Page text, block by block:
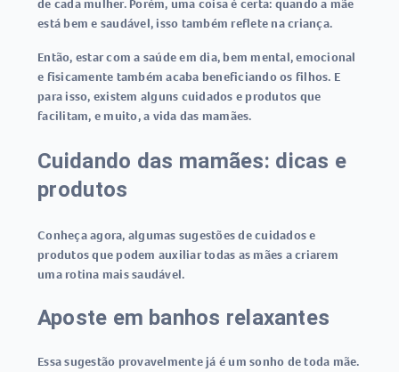
de cada mulher. Porém, uma coisa é certa: quando a mãe
está bem e saudável, isso também reflete na criança.
Então, estar com a saúde em dia, bem mental, emocional
e fisicamente também acaba beneficiando os filhos. E
para isso, existem alguns cuidados e produtos que
facilitam, e muito, a vida das mamães.
Cuidando das mamães: dicas e
produtos
Conheça agora, algumas sugestões de cuidados e
produtos que podem auxiliar todas as mães a criarem
uma rotina mais saudável.
Aposte em banhos relaxantes
Essa sugestão provavelmente já é um sonho de toda mãe.